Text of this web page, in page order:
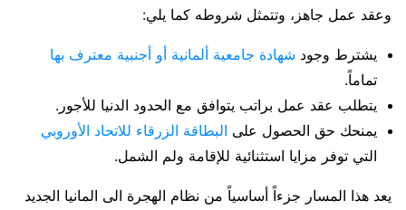
وعقد عمل جاهز، وتتمثل شروطه كما يلي:
يشترط وجود شهادة جامعية ألمانية أو أجنبية معترف بها
تماماً.
يتطلب عقد عمل براتب يتوافق مع الحدود الدنيا للأجور.
يمنحك حق الحصول على البطاقة الزرقاء للاتحاد الأوروبي
التي توفر مزايا استثنائية للإقامة ولم الشمل.
يعد هذا المسار جزءاً أساسياً من نظام الهجرة الى المانيا الجديد